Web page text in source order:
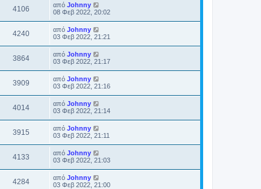
4106 από Johnny
08 Φεβ 2022, 20:02
4240 από Johnny
03 Φεβ 2022, 21:21
3864 από Johnny
03 Φεβ 2022, 21:17
3909 από Johnny
03 Φεβ 2022, 21:16
4014 από Johnny
03 Φεβ 2022, 21:14
3915 από Johnny
03 Φεβ 2022, 21:11
4133 από Johnny
03 Φεβ 2022, 21:03
4284 από Johnny
03 Φεβ 2022, 21:00